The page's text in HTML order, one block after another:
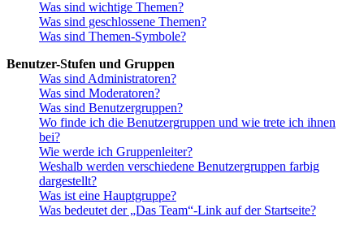
Was sind wichtige Themen?
Was sind geschlossene Themen?
Was sind Themen-Symbole?
Benutzer-Stufen und Gruppen
Was sind Administratoren?
Was sind Moderatoren?
Was sind Benutzergruppen?
Wo finde ich die Benutzergruppen und wie trete ich ihnen
bei?
Wie werde ich Gruppenleiter?
Weshalb werden verschiedene Benutzergruppen farbig
dargestellt?
Was ist eine Hauptgruppe?
Was bedeutet der „Das Team“-Link auf der Startseite?